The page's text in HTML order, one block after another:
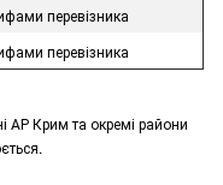
перевізника
перевізника
АР Крим та окремі райони